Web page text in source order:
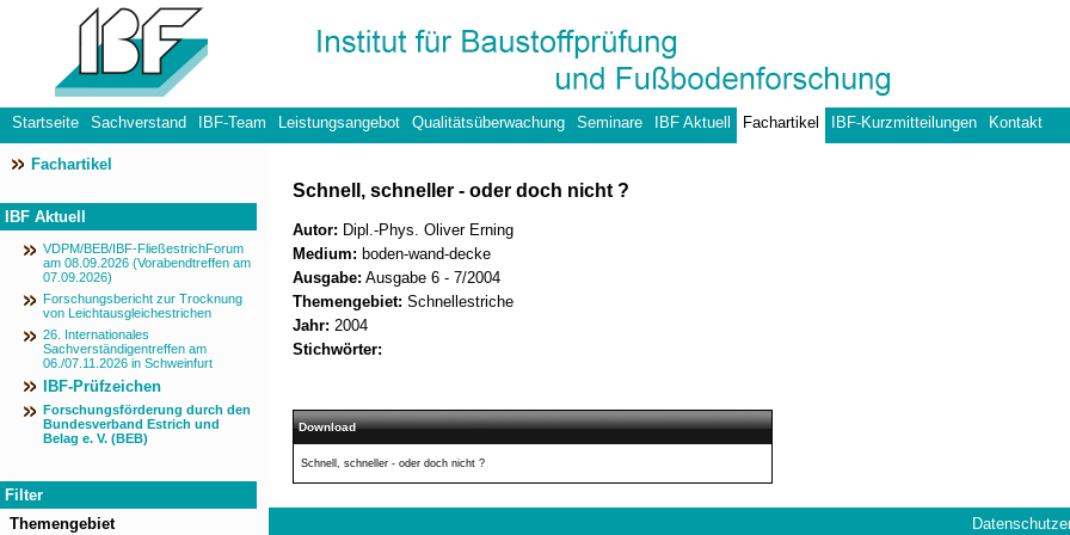
Startseite Sachverstand IBF-Team Leistungsangebot Qualitätsüberwachung Seminare IBF Aktuell Fachartikel IBF-Kurzmitteilungen Kontakt
Datenschutzerklärung
Fachartikel
IBF Aktuell
VDPM/BEB/IBF-FließestrichForum
am 08.09.2026 (Vorabendtreffen am
07.09.2026)
Forschungsbericht zur Trocknung
von Leichtausgleichestrichen
26. Internationales
Sachverständigentreffen am
06./07.11.2026 in Schweinfurt
IBF-Prüfzeichen
Forschungsförderung durch den
Bundesverband Estrich und
Belag e. V. (BEB)
Filter
Themengebiet
Schnell, schneller - oder doch nicht ?
Autor: Dipl.-Phys. Oliver Erning
Medium: boden-wand-decke
Ausgabe: Ausgabe 6 - 7/2004
Themengebiet: Schnellestriche
Jahr: 2004
Stichwörter:
Download
Schnell, schneller - oder doch nicht ?